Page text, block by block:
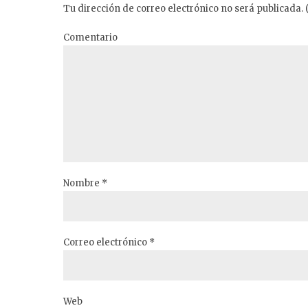
Tu dirección de correo electrónico no será publicada.
Comentario
Nombre *
Correo electrónico *
Web